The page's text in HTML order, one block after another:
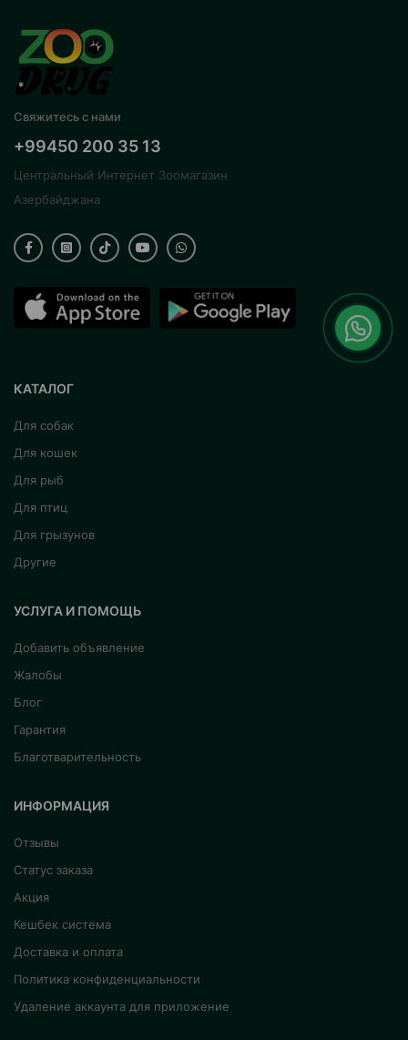
Свяжитесь с нами
+99450 200 35 13
Центральный Интернет Зоомагазин
Азербайджана
КАТАЛОГ
Для собак
Для кошек
Для рыб
Для птиц
Для грызунов
Другие
УСЛУГА И ПОМОЩЬ
Добавить объявление
Жалобы
Блог
Гарантия
Благотварительность
ИНФОРМАЦИЯ
Отзывы
Статус заказа
Акция
Кешбек система
Доставка и оплата
Политика конфиденциальности
Удаление аккаунта для приложение